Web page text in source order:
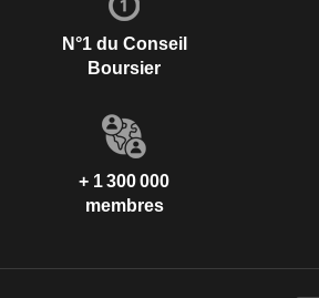
N°1 du Conseil
Boursier
+ 1 300 000
membres